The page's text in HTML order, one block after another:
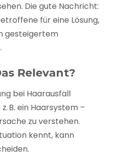
Die gute Nachricht:
für eine Lösung,
gesteigertem
Relevant?
bei Haarausfall
B. ein Haarsystem –
zu verstehen.
kennt, kann